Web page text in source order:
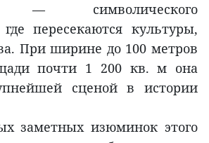
— символического
где пересекаются культуры,
При ширине до 100 метров
почти 1 200 кв. м она
сценой в истории
заметных изюминок этого